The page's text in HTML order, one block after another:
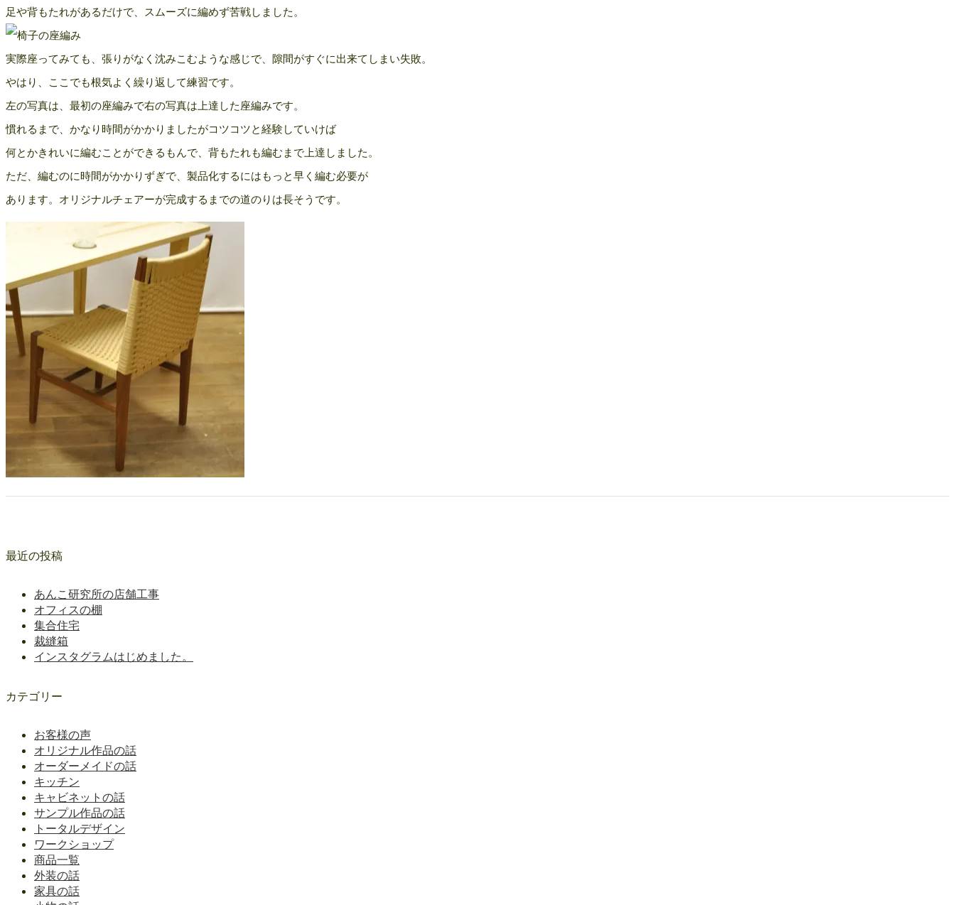
足や背もたれがあるだけで、スムーズに編めず苦戦しました。
実際座ってみても、張りがなく沈みこむような感じで、隙間がすぐに出来てしまい失敗。
やはり、ここでも根気よく繰り返して練習です。
左の写真は、最初の座編みで右の写真は上達した座編みです。
慣れるまで、かなり時間がかかりましたがコツコツと経験していけば
何とかきれいに編むことができるもんで、背もたれも編むまで上達しました。
ただ、編むのに時間がかかりずぎで、製品化するにはもっと早く編む必要が
あります。オリジナルチェアーが完成するまでの道のりは長そうです。
最近の投稿
あんこ研究所の店舗工事
オフィスの棚
集合住宅
裁縫箱
インスタグラムはじめました。
カテゴリー
お客様の声
オリジナル作品の話
オーダーメイドの話
キッチン
キャビネットの話
サンプル作品の話
トータルデザイン
ワークショップ
商品一覧
外装の話
家具の話